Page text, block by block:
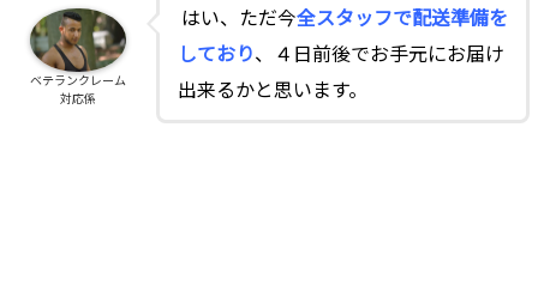
はい、ただ今全スタッフで配送準備を
しており、４日前後でお手元にお届け
出来るかと思います。
ベテランクレーム
対応係